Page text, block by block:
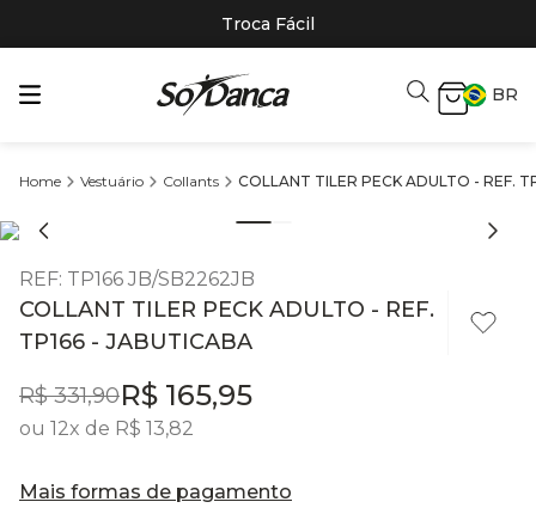
Troca Fácil
BR
Vestuário Collants COLLANT TILER PECK ADULTO - REF.
REF: TP166 JB/SB2262JB
COLLANT TILER PECK ADULTO - REF.
TP166 - JABUTICABA
R$ 331,90R$ 165,95
ou 12x de R$ 13,82
Mais formas de pagamento